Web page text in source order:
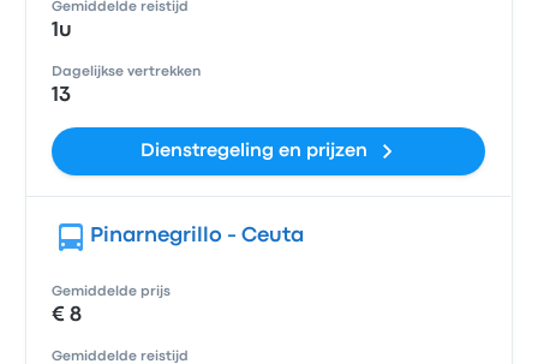
Gemiddelde reistijd
1u
Dagelijkse vertrekken
13
Dienstregeling en prijzen
Pinarnegrillo - Ceuta
Gemiddelde prijs
€ 8
Gemiddelde reistijd